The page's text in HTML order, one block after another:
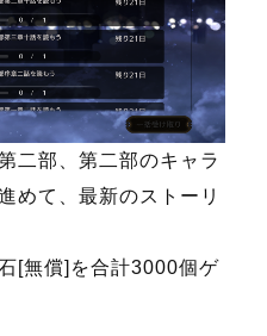
二部、第二部のキャラ
めて、最新のストーリ
[無償]を合計3000個ゲ